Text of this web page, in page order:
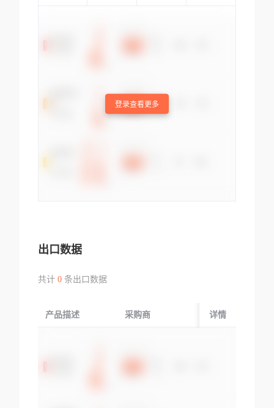
登录查看更多
出口数据
共计 0条出口数据
产品描述 采购商 起运国/地区
详情